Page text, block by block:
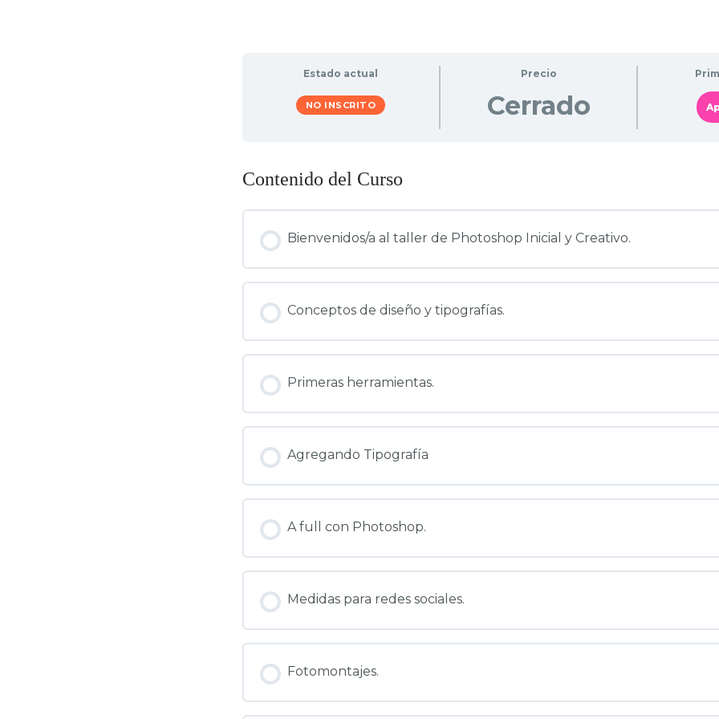
Estado actual
NO INSCRITO
Precio
Cerrado
Contenido del Curso
Bienvenidos/a al taller de Photoshop Inicial y Creativo.
Conceptos de diseño y tipografías.
Primeras herramientas.
Agregando Tipografía
A full con Photoshop.
Medidas para redes sociales.
Fotomontajes.